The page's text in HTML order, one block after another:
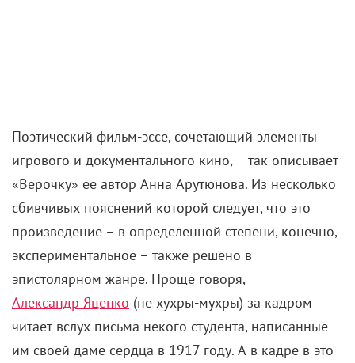
Поэтический фильм-эссе, сочетающий элементы
игрового и документального кино, – так описывает
«Верочку» ее автор Анна Арутюнова. Из несколько
сбивчивых пояснений которой следует, что это
произведение – в определенной степени, конечно,
экспериментальное – также решено в
эпистолярном жанре. Проще говоря,
Александр Яценко (не хухры-мухры) за кадром
читает вслух письма некого студента, написанные
им своей даме сердца в 1917 году. А в кадре в это